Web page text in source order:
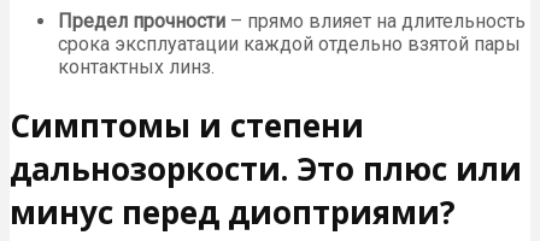
Предел прочности – прямо влияет на длительность
срока эксплуатации каждой отдельно взятой пары
контактных линз.
Симптомы и степени
дальнозоркости. Это плюс или
минус перед диоптриями?